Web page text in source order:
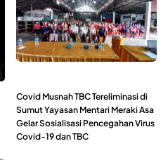
Covid Musnah TBC Tereliminasi di
Sumut Yayasan Mentari Meraki Asa
Gelar Sosialisasi Pencegahan Virus
Covid-19 dan TBC